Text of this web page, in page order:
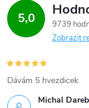
5,0
9739
Zobrazit
Michal
Dávám 5 hvezdicek